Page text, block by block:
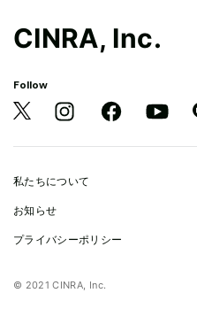
CINRA, Inc.
Follow
私たちについて
お知らせ
プライバシーポリシー
© 2021 CINRA, Inc.